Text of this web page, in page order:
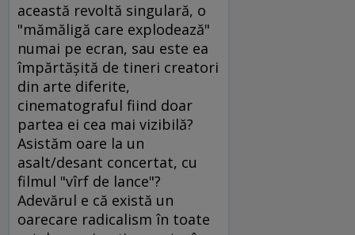
această revoltă singulară, o
"mămăligă care explodează"
numai pe ecran, sau este ea
împărtăşită de tineri creatori
din arte diferite,
cinematograful fiind doar
partea ei cea mai vizibilă?
Asistăm oare la un
asalt/desant concertat, cu
filmul "vîrf de lance"?
Adevărul e că există un
oarecare radicalism în toate